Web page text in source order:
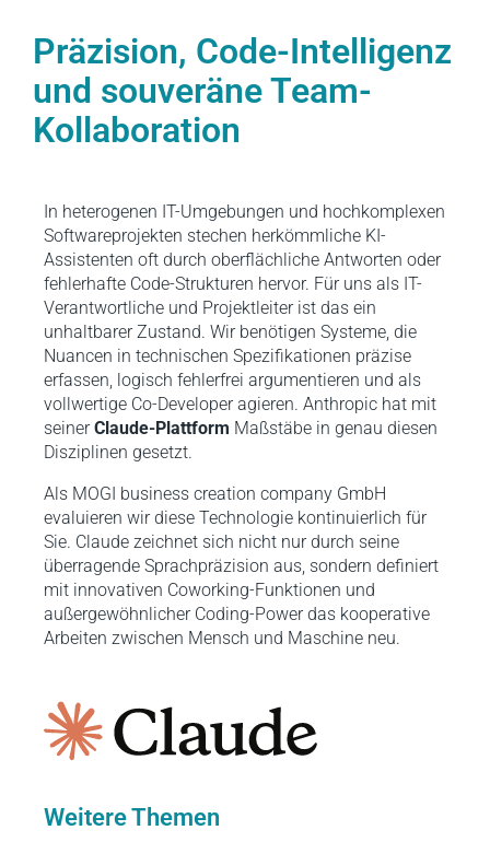
Präzision, Code-Intelligenz
und souveräne Team-
Kollaboration
In heterogenen IT-Umgebungen und hochkomplexen
Softwareprojekten stechen herkömmliche KI-
Assistenten oft durch oberflächliche Antworten oder
fehlerhafte Code-Strukturen hervor. Für uns als IT-
Verantwortliche und Projektleiter ist das ein
unhaltbarer Zustand. Wir benötigen Systeme, die
Nuancen in technischen Spezifikationen präzise
erfassen, logisch fehlerfrei argumentieren und als
vollwertige Co-Developer agieren. Anthropic hat mit
seinerClaude-Plattform Maßstäbe in genau diesen
Disziplinen gesetzt.
Als MOGI business creation company GmbH
evaluieren wir diese Technologie kontinuierlich für
Sie. Claude zeichnet sich nicht nur durch seine
überragende Sprachpräzision aus, sondern definiert
mit innovativen Coworking-Funktionen und
außergewöhnlicher Coding-Power das kooperative
Arbeiten zwischen Mensch und Maschine neu.
Weitere Themen